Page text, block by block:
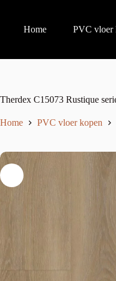
Home PVC vloer
Therdex C15073 Rustique
Home PVC vloer kopen